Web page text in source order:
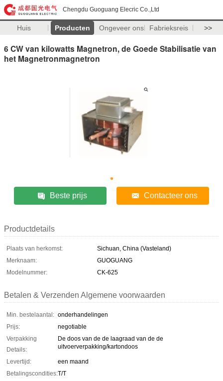
Chengdu Guoguang Elecric Co.,Ltd
Huis Producten Ongeveer ons Fabrieksreis >>
6 CW van kilowatts Magnetron, de Goede Stabilisatie van
het Magnetronmagnetron
Beste prijs Contacteer ons
Productdetails
Plaats van herkomst:
Sichuan, China (Vasteland)
Merknaam:
GUOGUANG
Modelnummer:
CK-625
Betalen & Verzenden Algemene voorwaarden
Min. bestelaantal: onderhandelingen
Prijs:
negotiable
Verpakking
Details:
De doos van de de laagraad van de de
uitvoerverpakking/kartondoos
Levertijd:
een maand
Betalingscondities:T/T